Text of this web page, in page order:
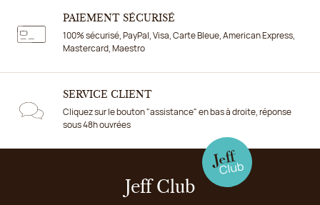
PAIEMENT SÉCURISÉ
100% sécurisé, PayPal, Visa, Carte Bleue, American Express,
Mastercard, Maestro
SERVICE CLIENT
Cliquez sur le bouton "assistance" en bas à droite, réponse
sous 48h ouvrées
Jeff Club